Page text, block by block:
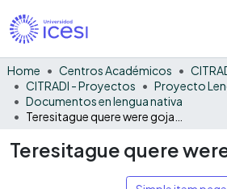
Home Centros Académicos
CITRADI - Proyectos
Documentos en lengua nativa
Teresitague quere